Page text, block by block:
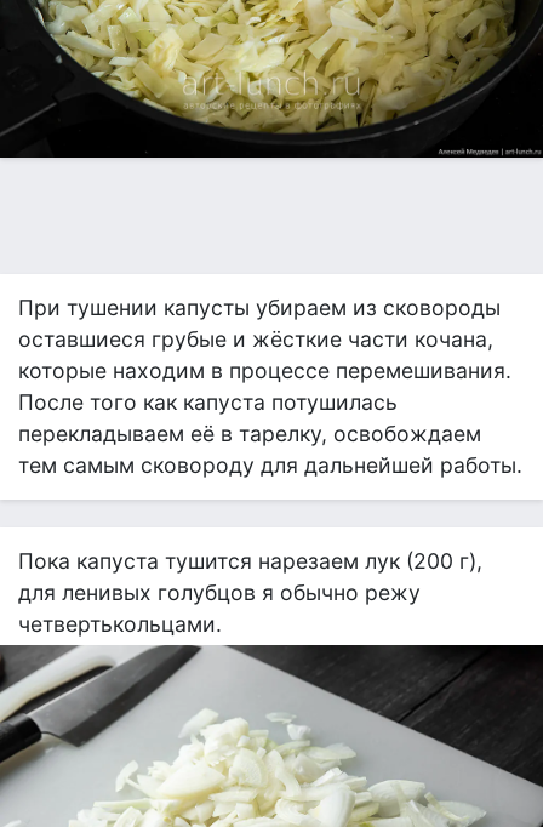
При тушении капусты убираем из сковороды
оставшиеся грубые и жёсткие части кочана,
которые находим в процессе перемешивания.
После того как капуста потушилась
перекладываем её в тарелку, освобождаем
тем самым сковороду для дальнейшей работы.
Пока капуста тушится нарезаем лук (200 г),
для ленивых голубцов я обычно режу
четвертькольцами.